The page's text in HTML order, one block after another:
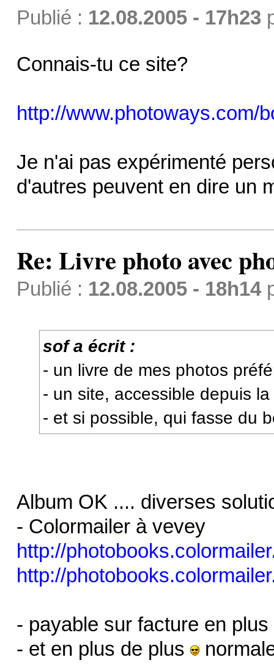
Publié : 12.08.2005 - 17h23
Connais-tu ce site?
http://www.photoways.com/
Je n'ai pas expérimenté
d'autres peuvent en dire un
Re: Livre photo avec
Publié : 12.08.2005 - 18h14
sof a écrit :
- un livre de mes photos
- un site, accessible depuis
- et si possible, qui fasse du
Album OK .... diverses
- Colormailer à vevey
http://
http://
- payable sur facture en plus
- et en plus de plus